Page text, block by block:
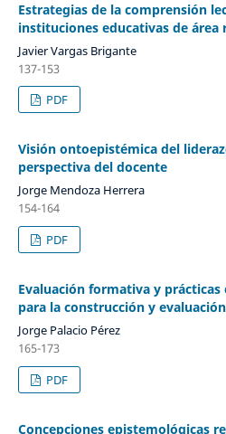
Estrategias de la comprensión
instituciones educativas de área
Javier Vargas Brigante
137-153
PDF
Visión ontoepistémica del
perspectiva del docente
Jorge Mendoza Herrera
154-164
PDF
Evaluación formativa y
para la construcción y
Jorge Palacio Pérez
165-173
PDF
Concepciones epistemológicas